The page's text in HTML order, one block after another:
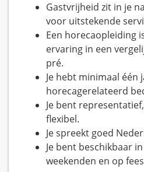
Gastvrijheid zit in je
voor uitstekende
Een horecaopleiding
ervaring in een
pré.
Je hebt minimaal één
horecagerelateerd
Je bent
flexibel.
Je spreekt goed
Je bent beschikbaar
weekenden en op